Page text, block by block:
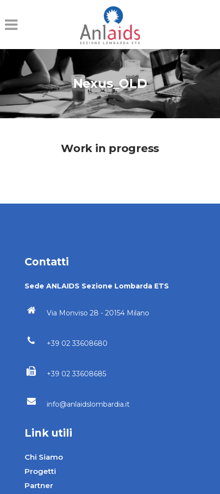
Nexus_OLD
Work in progress
Contatti
Sede ANLAIDS Sezione Lombarda ETS
Via Monviso 28 - 20154 Milano
+39 02 33608680
+39 02 33608685
info@anlaidslombardia.it
Link utili
Chi Siamo
Progetti
Partner